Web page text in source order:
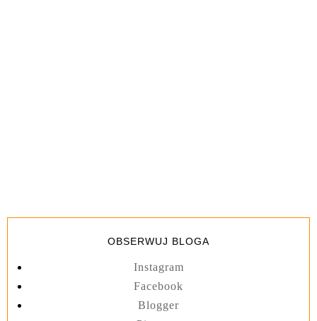
OBSERWUJ BLOGA
Instagram
Facebook
Blogger